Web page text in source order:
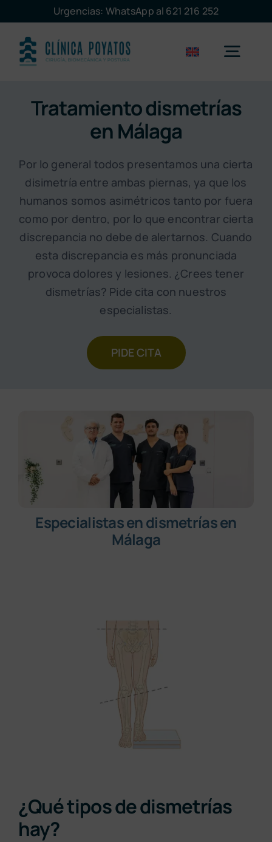
al
contenido
Urgencias: WhatsApp al 621 216 252
Málaga
Servicios
La clínica
Pide cita
Tratamiento dismetrías
en Málaga
Por lo general todos presentamos una cierta
disimetría entre ambas piernas, ya que los
humanos somos asimétricos tanto por fuera
como por dentro, por lo que encontrar cierta
discrepancia no debe de alertarnos. Cuando
esta discrepancia es más pronunciada
provoca dolores y lesiones. ¿Crees tener
dismetrías? Pide cita con nuestros
especialistas.
PIDE CITA
Especialistas en dismetrías en
Málaga
¿Qué tipos de dismetrías
hay?